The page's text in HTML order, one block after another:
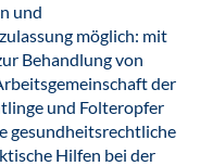
und
möglich: mit
Behandlung von
der
und Folteropfer
gesundheitsrechtliche
Hilfen bei der